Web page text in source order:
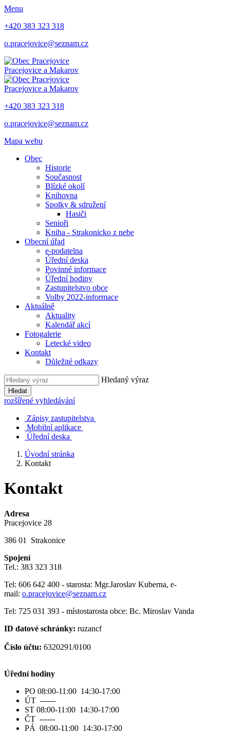
Menu
+420 383 323 318
o.pracejovice@seznam.cz
Pracejovice a Makarov
Pracejovice a Makarov
+420 383 323 318
o.pracejovice@seznam.cz
Mapa webu
Obec
Historie
Současnost
Blízké okolí
Knihovna
Spolky & sdružení
Hasiči
Senioři
Kniha - Strakonicko z nebe
Obecní úřad
e-podatelna
Úřední deska
Povinné informace
Úřední hodiny
Zastupitelstvo obce
Volby 2022-informace
Aktuálně
Aktuality
Kalendář akcí
Fotogalerie
Letecké video
Kontakt
Důležité odkazy
Hledaný výraz
Hledat
rozšířené vyhledávání
Zápisy zastupitelstva
Mobilní aplikace
Úřední deska
Úvodní stránka
Kontakt
Kontakt
Adresa
Pracejovice 28
386 01 Strakonice
Spojení
Tel.: 383 323 318
Tel: 606 642 400 - starosta: Mgr.Jaroslav Kuberna, e-
mail: o.pracejovice@seznam.cz
Tel: 725 031 393 - místostarosta obce: Bc. Miroslav Vanda
ID datové schránky: ruzancf
Číslo účtu: 6320291/0100
Úřední hodiny
PO 08:00-11:00 14:30-17:00
ÚT ------
ST 08:00-11:00 14:30-17:00
ČT ------
PÁ 08:00-11:00 14:30-17:00